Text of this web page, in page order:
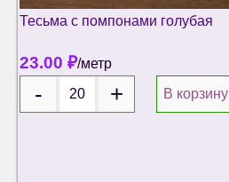
Тесьма с помпонами голубая
23.00 ₽/метр
В корзину